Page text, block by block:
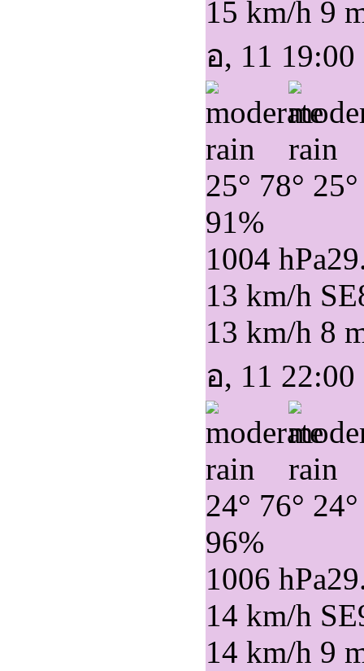
15 km/h 9
อ, 11 19:00
25° 78° 25°
91%
1004 hPa
13 km/h SE
13 km/h 8
อ, 11 22:00
24° 76° 24°
96%
1006 hPa
14 km/h SE
14 km/h 9